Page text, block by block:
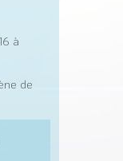
à
de